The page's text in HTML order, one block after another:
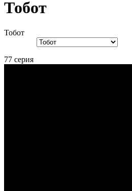
Тобот
Тобот
77 серия